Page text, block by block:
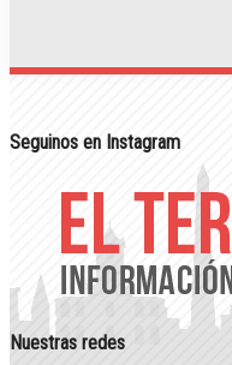
Seguinos en Instagram
Nuestras redes